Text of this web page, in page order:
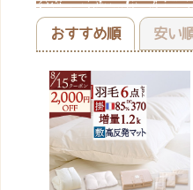
おすすめ順 安い